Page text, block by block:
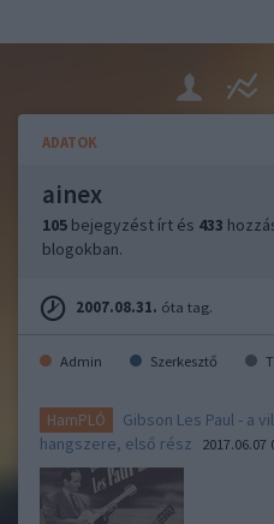
ADATOK
ainex
105 bejegyzést írt és 433
blogokban.
2007.08.31. óta tag.
Admin Szerkesztő
HamPLÓ
Gibson Les Paul - a
hangszere, első rész
2017.06.07